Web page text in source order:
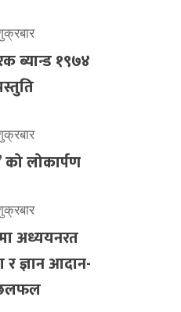
ब्यान्ड १९७४
को लोकार्पण
अध्ययनरत
र ज्ञान आदान-
छलफल